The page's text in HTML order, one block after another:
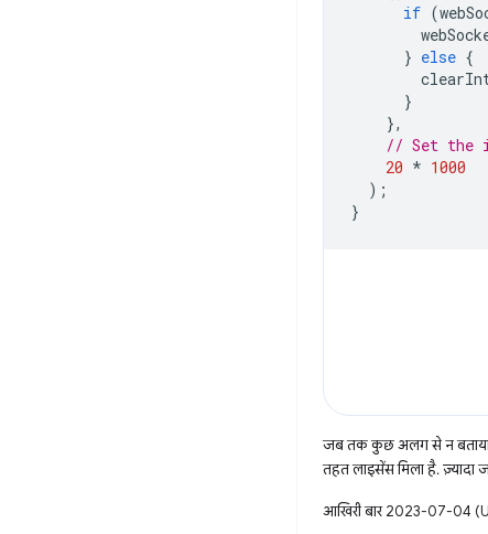
if (
} else {
}
},
// Set the
20 * 1000
);
}
जब तक कुछ अलग से न बताया
तहत लाइसेंस मिला है. ज़्यादा
आखिरी बार 2023-07-04